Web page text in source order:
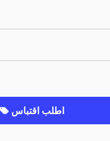
اطلب اقتباس